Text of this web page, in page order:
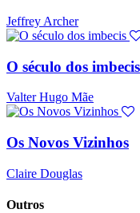
Jeffrey Archer
O século dos imbecis
Valter Hugo Mãe
Os Novos Vizinhos
Claire Douglas
Outros